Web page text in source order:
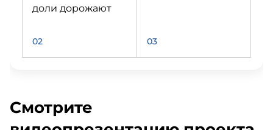
доли дорожают
02 03
Смотрите